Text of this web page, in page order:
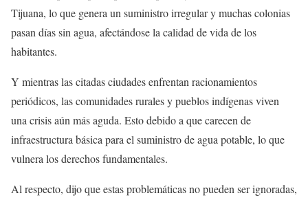
Tijuana, lo que genera un suministro irregular y muchas colonias
pasan días sin agua, afectándose la calidad de vida de los
habitantes.
Y mientras las citadas ciudades enfrentan racionamientos
periódicos, las comunidades rurales y pueblos indígenas viven
una crisis aún más aguda. Esto debido a que carecen de
infraestructura básica para el suministro de agua potable, lo que
vulnera los derechos fundamentales.
Al respecto, dijo que estas problemáticas no pueden ser ignoradas,